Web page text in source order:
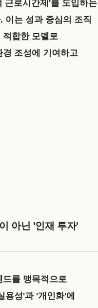
근로시간제'를 도입하는
이는 성과 중심의 조직
적합한 모델로
조성에 기여하고
아닌 '인재 투자'
를 맹목적으로
용성'과 '개인화'에